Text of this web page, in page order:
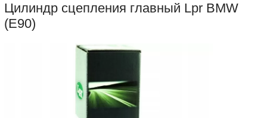
Цилиндр сцепления главный Lpr BMW
(E90)